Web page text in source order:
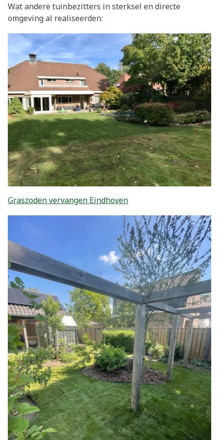
Wat andere tuinbezitters in sterksel en directe
omgeving al realiseerden:
Graszoden vervangen Eindhoven